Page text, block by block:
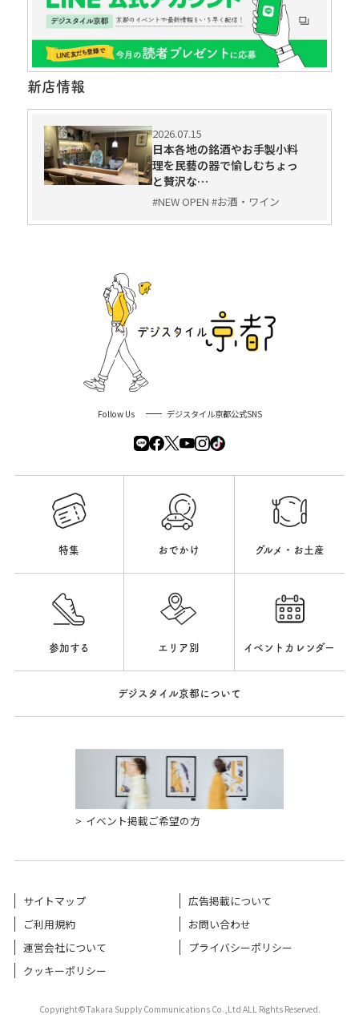
新店情報
2026.07.15
日本各地の銘酒やお手製小料
理を民藝の器で愉しむちょっ
と贅沢な…
#NEW OPEN #お酒・ワイン
Follow Us デジスタイル京都公式SNS
特集 おでかけ グルメ・お土産
参加する エリア別 イベントカレンダー
デジスタイル京都について
イベント掲載ご希望の方
サイトマップ
広告掲載について
ご利用規約
お問い合わせ
運営会社について
プライバシーポリシー
クッキーポリシー
Copyright©Takara Supply Communications Co.,Ltd ALL Rights Reserved.